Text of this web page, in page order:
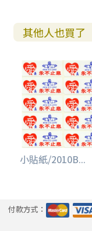
其他人也買了
小貼紙/2010B...
付款方式：